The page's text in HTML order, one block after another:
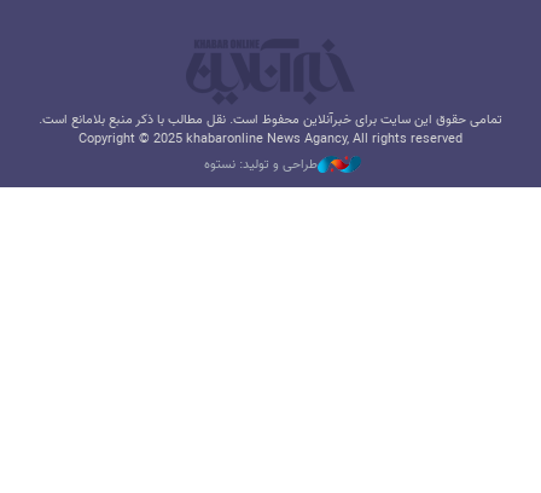
تمامی حقوق این سایت برای خبرآنلاین محفوظ است. نقل مطالب با ذکر منبع بلامانع است.
Copyright © 2025 khabaronline News Agancy, All rights reserved
طراحی و تولید: نستوه